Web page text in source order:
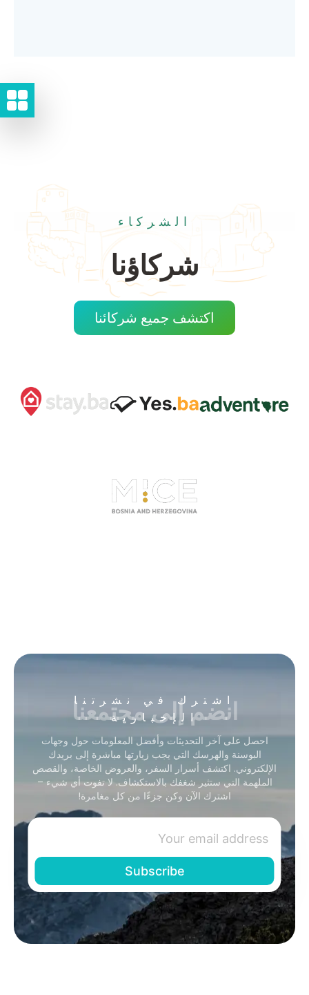
الشركاء
شركاؤنا
اكتشف جميع شركائنا
اشترك في نشرتنا
الإخبارية
انضم إلى مجتمعنا
احصل على آخر التحديثات وأفضل المعلومات حول وجهات
البوسنة والهرسك التي يجب زيارتها مباشرة إلى بريدك
الإلكتروني. اكتشف أسرار السفر، والعروض الخاصة، والقصص
الملهمة التي ستثير شغفك بالاستكشاف. لا تفوت أي شيء –
اشترك الآن وكن جزءًا من كل مغامرة!